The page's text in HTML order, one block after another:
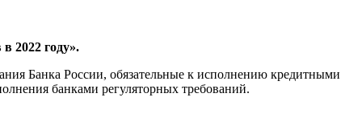
2022 году».
Банка России, обязательные к исполнению кредитными
банками регуляторных требований.